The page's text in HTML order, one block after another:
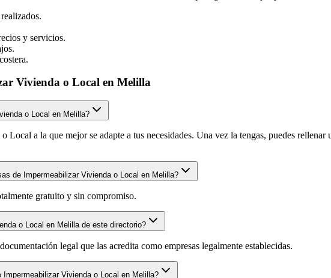
y servicios.
Vivienda o Local en Melilla
o Local en Melilla?
Local a la que mejor se adapte a tus necesidades. Una vez la tengas, puedes
de Impermeabilizar Vivienda o Local en Melilla?
gratuito y sin compromiso.
o Local en Melilla de este directorio?
legal que las acredita como empresas legalmente establecidas.
Vivienda o Local en Melilla?